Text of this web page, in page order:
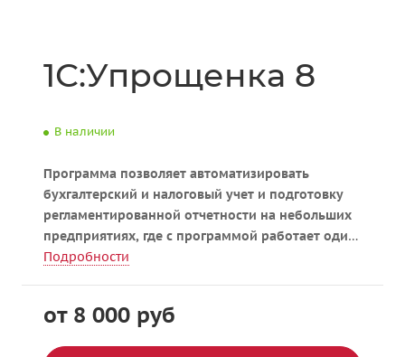
1С:Упрощенка 8
В наличии
Программа позволяет автоматизировать
бухгалтерский и налоговый учет и подготовку
регламентированной отчетности на небольших
предприятиях, где с программой работает один
бухгалтер.
Подробности
от 8 000 руб